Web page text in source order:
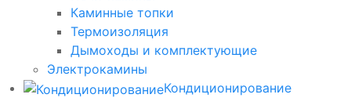
Каминные топки
Термоизоляция
Дымоходы и комплектующие
Электрокамины
Кондиционирование